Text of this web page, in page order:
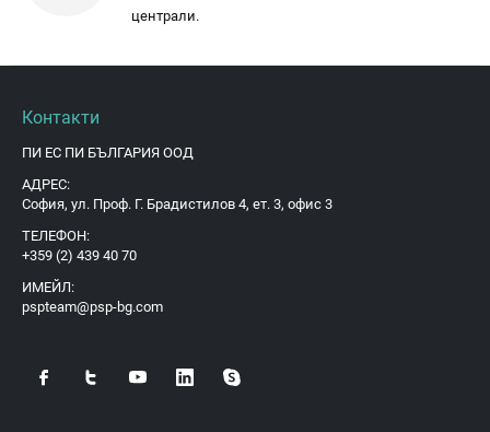
централи.
Контакти
ПИ ЕС ПИ БЪЛГАРИЯ ООД
АДРЕС:
София, ул. Проф. Г. Брадистилов 4, ет. 3, офис 3
ТЕЛЕФОН:
+359 (2) 439 40 70
ИМЕЙЛ:
pspteam@psp-bg.com